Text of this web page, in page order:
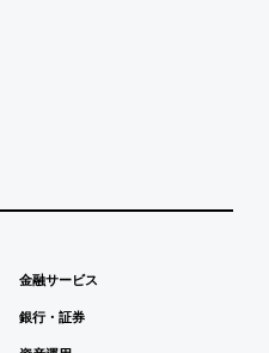
金融サービス
銀行・証券